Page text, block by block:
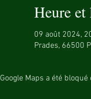
Heure et
09 août 2024,
Prades, 66500
Google Maps a été